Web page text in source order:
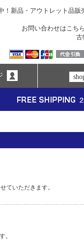
！新品・アウトレット品
お問い合わせはこち
古
ていただきます。
。